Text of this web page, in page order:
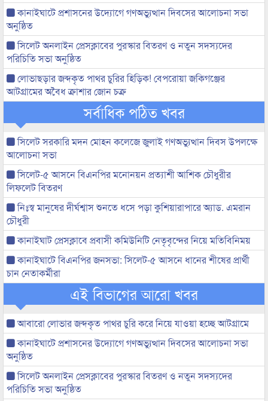
কানাইঘাটে প্রশাসনের উদ্যোগে গণঅভ্যুত্থান দিবসের আলোচনা সভা
অনুষ্ঠিত
সিলেট অনলাইন প্রেসক্লাবের পুরস্কার বিতরণ ও নতুন সদস্যদের
পরিচিতি সভা অনুষ্ঠিত
লোভাছড়ার জব্দকৃত পাথর চুরির হিড়িক! বেপরোয়া জকিগঞ্জের
আটগ্রামের অবৈধ ক্রাশার জোন চক্র
সর্বাধিক পঠিত খবর
সিলেট সরকারি মদন মোহন কলেজে জুলাই গণঅভ্যুত্থান দিবস উপলক্ষে
আলোচনা সভা
সিলেট-৫ আসনে বিএনপির মনোনয়ন প্রত্যাশী আশিক চৌধুরীর
লিফলেট বিতরণ
নিঃস্ব মানুষের দীর্ঘশ্বাস শুনতে ধসে পড়া কুশিয়ারাপারে অ্যাড. এমরান
চৌধুরী
কানাইঘাট প্রেসক্লাবে প্রবাসী কমিউনিটি নেতৃবৃন্দের নিয়ে মতিবিনিময়
কানাইঘাটে বিএনপির জনসভা: সিলেট-৫ আসনে ধানের শীষের প্রার্থী
চান নেতাকর্মীরা
এই বিভাগের আরো খবর
আবারো লোভার জব্দকৃত পাথর চুরি করে নিয়ে যাওয়া হচ্ছে আটগ্রামে
কানাইঘাটে প্রশাসনের উদ্যোগে গণঅভ্যুত্থান দিবসের আলোচনা সভা
অনুষ্ঠিত
সিলেট অনলাইন প্রেসক্লাবের পুরস্কার বিতরণ ও নতুন সদস্যদের
পরিচিতি সভা অনুষ্ঠিত